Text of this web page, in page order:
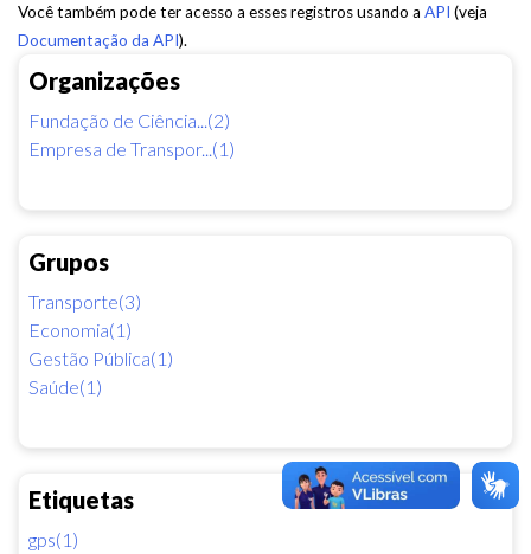
Organizações
Fundação de Ciência...(2)
Empresa de Transpor...(1)
Grupos
Transporte(3)
Economia(1)
Gestão Pública(1)
Saúde(1)
Etiquetas
gps(1)
Você também pode ter acesso a esses registros usando a API (veja
Documentação da API).